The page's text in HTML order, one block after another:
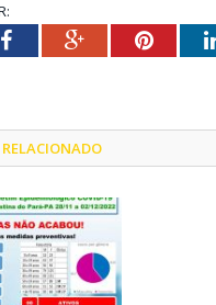
FacebookGoogle+